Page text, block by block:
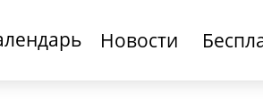
Новости